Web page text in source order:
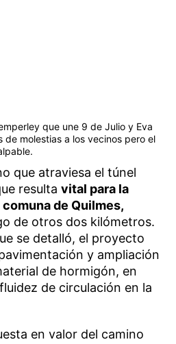
que une 9 de Julio y Eva
de molestias a los vecinos pero el
que atraviesa el túnel
resulta vital para la
de Quilmes,
de otros dos kilómetros.
se detalló, el proyecto
y ampliación
de hormigón, en
de circulación en la
en valor del camino